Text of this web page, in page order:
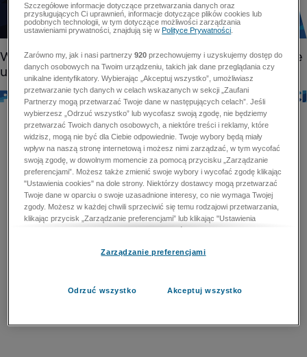
Szczegółowe informacje dotyczące przetwarzania danych oraz
przysługujących Ci uprawnień, informacje dotyczące plików cookies lub
podobnych technologii, w tym dotyczące możliwości zarządzania
ustawieniami prywatności, znajdują się wPolityce Prywatności
Zarówno my, jak i nasi partnerzy920 przechowujemy i uzyskujemy dostęp do
danych osobowych na Twoim urządzeniu, takich jak dane przeglądania czy
unikalne identyfikatory. Wybierając „Akceptuj wszystko”, umożliwiasz
przetwarzanie tych danych w celach wskazanych w sekcji „Zaufani
Partnerzy mogą przetwarzać Twoje dane w następujących celach”. Jeśli
wybierzesz „Odrzuć wszystko” lub wycofasz swoją zgodę, nie będziemy
przetwarzać Twoich danych osobowych, a niektóre treści i reklamy, które
widzisz, mogą nie być dla Ciebie odpowiednie. Twoje wybory będą miały
wpływ na naszą stronę internetową i możesz nimi zarządzać, w tym wycofać
swoją zgodę, w dowolnym momencie za pomocą przycisku „Zarządzanie
preferencjami”. Możesz także zmienić swoje wybory i wycofać zgodę klikając
"Ustawienia cookies" na dole strony. Niektórzy dostawcy mogą przetwarzać
Twoje dane w oparciu o swoje uzasadnione interesy, co nie wymaga Twojej
zgody. Możesz w każdej chwili sprzeciwić się temu rodzajowi przetwarzania,
klikając przycisk „Zarządzanie preferencjami” lub klikając "Ustawienia
cookies" na dole strony. Nie możesz sprzeciwić się przetwarzaniu przez
zapobiegania oszustwom i naprawiania błędów, a w tym celu mogą zostać
przetwarzaniu danych osobowych w celu dostarczania i prezentacji reklam i
Zarządzanie preferencjami
Odrzuć wszystko Akceptuj wszystko